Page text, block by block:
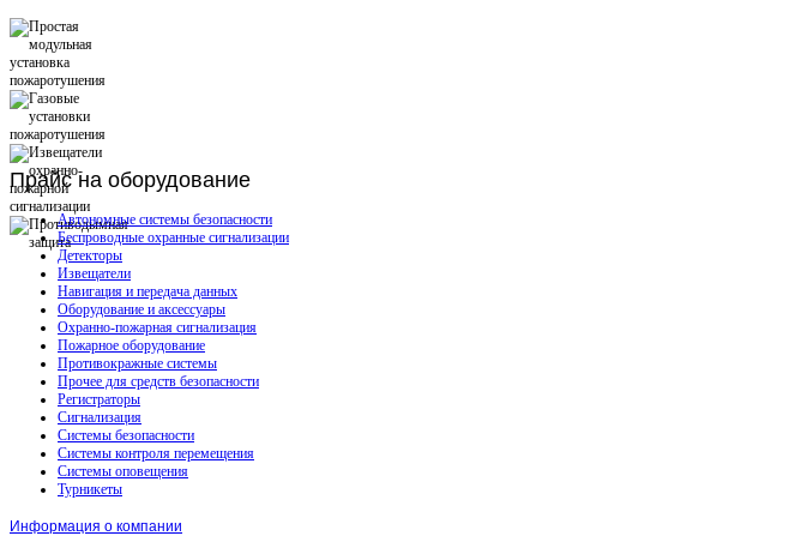
Прайсна оборудование
Автономные системы безопасности
Беспроводные охранные сигнализации
Детекторы
Извещатели
Навигация и передача данных
Оборудование и аксессуары
Охранно-пожарная сигнализация
Пожарное оборудование
Противокражные системы
Прочее для средств безопасности
Регистраторы
Сигнализация
Системы безопасности
Системы контроля перемещения
Системы оповещения
Турникеты
Информация о компании